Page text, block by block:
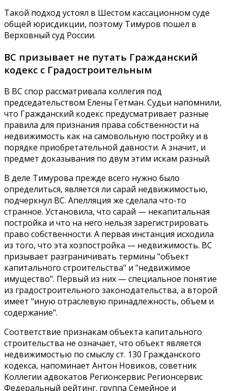
Такой подход устоял в Шестом кассационном суде
общей юрисдикции, поэтому Тимуров пошел в
Верховный суд России.
ВС призывает не путать Гражданский
кодекс с Градостроительным
В ВС спор рассматривала коллегия под
председательством Елены Гетман. Судьи напомнили,
что Гражданский кодекс предусматривает разные
правила для признания права собственности на
недвижимость как на самовольную постройку и в
порядке приобретательной давности. А значит, и
предмет доказывания по двум этим искам разный.
В деле Тимурова прежде всего нужно было
определиться, является ли сарай недвижимостью,
подчеркнул ВС. Апелляция же сделала что-то
странное. Установила, что сарай — некапитальная
постройка и что на него нельзя зарегистрировать
право собственности. А первая инстанция исходила
из того, что эта хозпостройка — недвижимость. ВС
призывает разграничивать термины "объект
капитального строительства" и "недвижимое
имущество". Первый из них — специальное понятие
из градостроительного законодательства, а второй
имеет "иную отраслевую принадлежность, объем и
содержание".
Соответствие признакам объекта капитального
строительства не означает, что объект является
недвижимостью по смыслу ст. 130 Гражданского
кодекса, напоминает Антон Новиков, советник
Коллегии адвокатов Регионсервис Регионсервис
Федеральный рейтинг. группа Семейное и